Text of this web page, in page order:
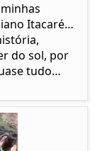
Itacaré…
do sol, por
tudo…